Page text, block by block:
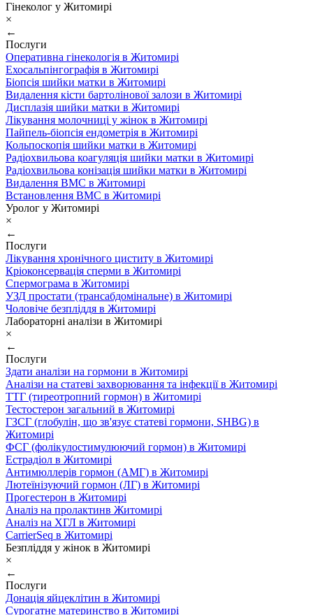
Гінеколог у Житомирі
×
←
Послуги
Оперативна гінекологія в Житомирі
Ехосальпінгографія в Житомирі
Біопсія шийки матки в Житомирі
Видалення кісти бартолінової залози в Житомирі
Дисплазія шийки матки в Житомирі
Лікування молочниці у жінок в Житомирі
Пайпель-біопсія ендометрія в Житомирі
Кольпоскопія шийки матки в Житомирі
Радіохвильова коагуляція шийки матки в Житомирі
Радіохвильова конізація шийки матки в Житомирі
Видалення ВМС в Житомирі
Встановлення ВМС в Житомирі
Уролог у Житомирі
×
←
Послуги
Лікування хронічного циститу в Житомирі
Кріоконсервація сперми в Житомирі
Спермограма в Житомирі
УЗД простати (трансабдомінальне) в Житомирі
Чоловіче безпліддя в Житомирі
Лабораторні аналізи в Житомирі
×
←
Послуги
Здати аналізи на гормони в Житомирі
Аналізи на статеві захворювання та інфекції в Житомирі
ТТГ (тиреотропний гормон) в Житомирі
Тестостерон загальний в Житомирі
ГЗСГ (глобулін, що зв'язує статеві гормони, SHBG) в
Житомирі
ФСГ (фолікулостимулюючий гормон) в Житомирі
Естрадіол в Житомирі
Антимюллерів гормон (АМГ) в Житомирі
Лютеїнізуючий гормон (ЛГ) в Житомирі
Прогестерон в Житомирі
Аналіз на пролактинв Житомирі
Аналіз на ХГЛ в Житомирі
CarrierSeq в Житомирі
Безпліддя у жінок в Житомирі
×
←
Послуги
Донація яйцеклітин в Житомирі
Сурогатне материнство в Житомирі